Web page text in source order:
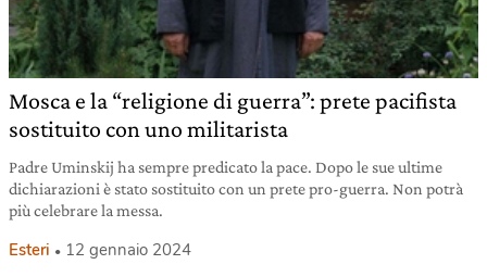
Mosca e la “religione di guerra”: prete pacifista
sostituito con uno militarista
Padre Uminskij ha sempre predicato la pace. Dopo le sue ultime
dichiarazioni è stato sostituito con un prete pro-guerra. Non potrà
più celebrare la messa.
Esteri 12 gennaio 2024